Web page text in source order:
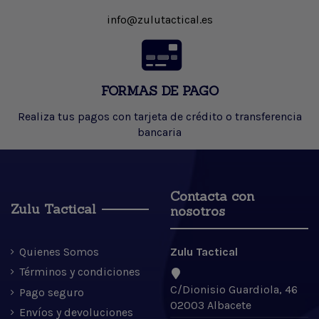
info@zulutactical.es
FORMAS DE PAGO
Realiza tus pagos con tarjeta de crédito o transferencia
bancaria
Zulu Tactical
Quienes Somos
Términos y condiciones
Pago seguro
Envíos y devoluciones
Contacta con
nosotros
Zulu Tactical
C/Dionisio Guardiola, 46
02003 Albacete